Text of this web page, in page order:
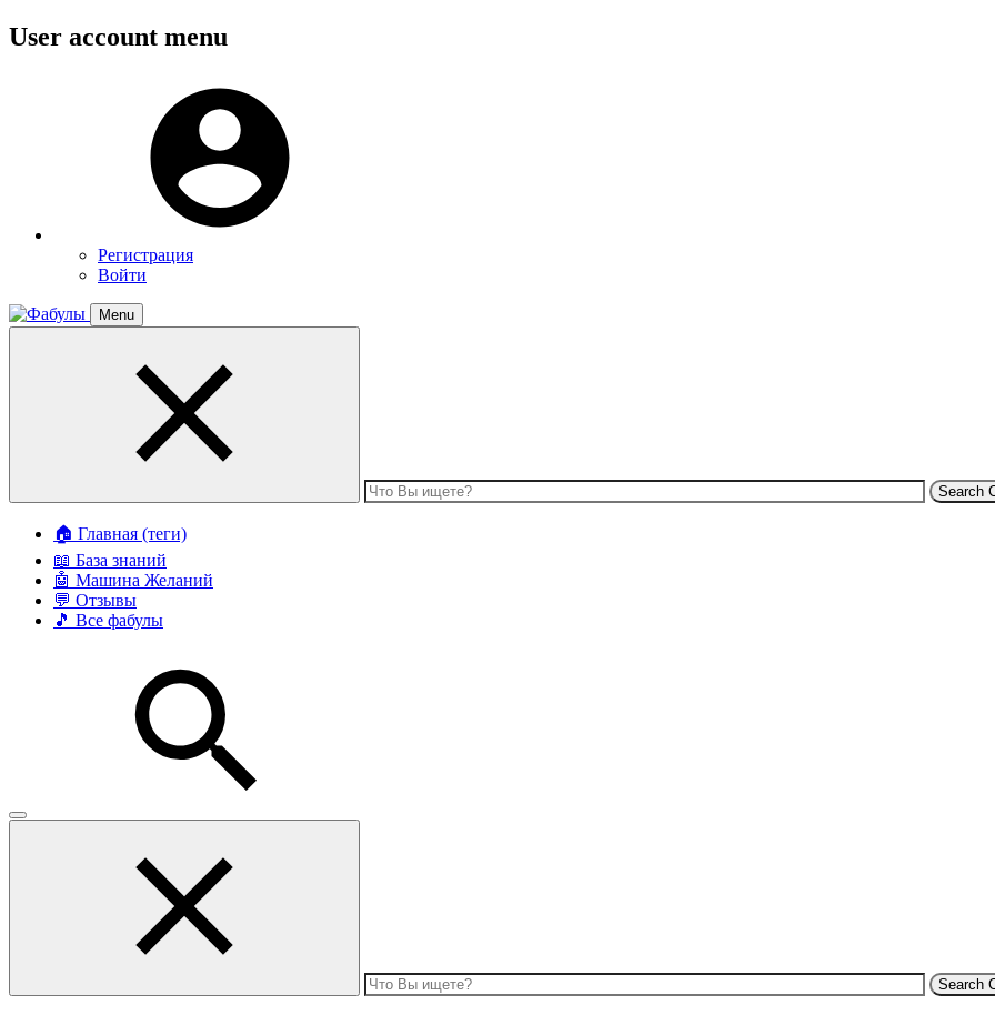
Перейти
к
User account menu
Регистрация
Войти
Menu
Toggle
Search
🏠 Главная (теги)
📖 База знаний
🤖 Машина Желаний
💬 Отзывы
🎵 Все фабулы
Search